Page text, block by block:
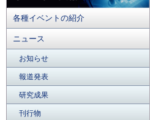
各種イベントの紹介
ニュース
お知らせ
報道発表
研究成果
刊行物